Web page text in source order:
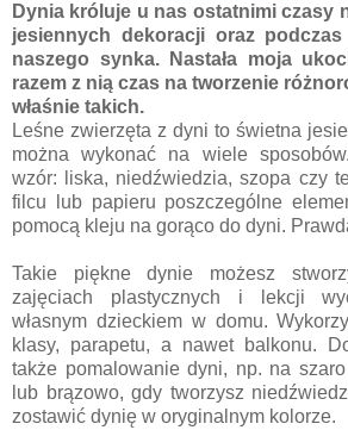
Dynia króluje u nas ostatnimi czasy
jesiennych dekoracji oraz
naszego synka. Nastała moja
razem z nią czas na tworzenie
właśnie takich.
Leśne zwierzęta z dyni to świetna
można wykonać na wiele
wzór: liska, niedźwiedzia, szopa czy
filcu lub papieru poszczególne
pomocą kleju na gorąco do dyni.
Takie piękne dynie możesz
zajęciach plastycznych i lekcji
własnym dzieckiem w domu.
klasy, parapetu, a nawet balkonu.
także pomalowanie dyni, np. na
lub brązowo, gdy tworzysz
zostawić dynię w oryginalnym kolorze.